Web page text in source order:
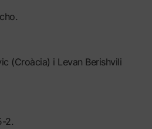
(Croàcia) i Levan Berishvili
2.